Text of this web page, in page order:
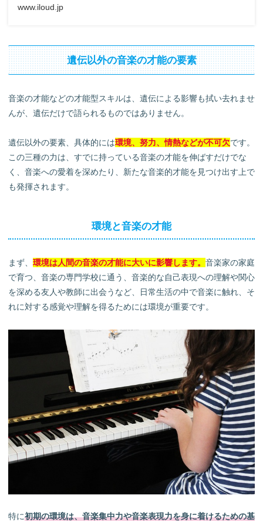
www.iloud.jp
遺伝以外の音楽の才能の要素
音楽の才能などの才能型スキルは、遺伝による影響も拭い去れませ
んが、遺伝だけで語られるものではありません。
遺伝以外の要素、具体的には環境、努力、情熱などが不可欠です。
この三種の力は、すでに持っている音楽の才能を伸ばすだけでな
く、音楽への愛着を深めたり、新たな音楽的才能を見つけ出す上で
も発揮されます。
環境と音楽の才能
まず、 環境は人間の音楽の才能に大いに影響します。 音楽家の家庭
で育つ、音楽の専門学校に通う、音楽的な自己表現への理解や関心
を深める友人や教師に出会うなど、日常生活の中で音楽に触れ、そ
れに対する感覚や理解を得るためには環境が重要です。
特に初期の環境は、音楽集中力や音楽表現力を身に着けるための基